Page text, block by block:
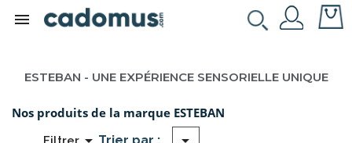

ESTEBAN - UNE EXPÉRIENCE SENSORIELLE UNIQUE
Nos produits de la marque ESTEBAN